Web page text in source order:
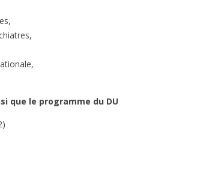
que le programme du DU